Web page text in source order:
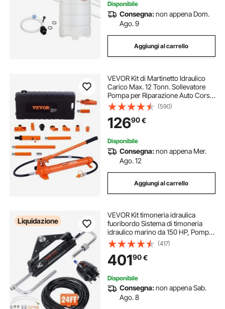
Disponibile
Consegna:non appena Dom.
Ago. 9
Aggiungi al carrello
VEVOR Kit di Martinetto Idraulico
Carico Max. 12 Tonn. Sollevatore
Pompa per Riparazione Auto Corsa
da 135 mm, Kit Utensili Sollevatore
Idraulico Tipo d'Olio HV15 Cilindro
Q235B Anello di Tenuta TPU
(590)
12690€
Disponibile
Consegna:non appena Mer.
Ago. 12
Aggiungi al carrello
Liquidazione
VEVOR Kit timoneria idraulica
fuoribordo Sistema di timoneria
idraulico marino da 150 HP, Pompa
della barra, Cilindro di bloccaggio
bidirezionale Tubo da 24 piedi, per
barche a stazione singola
(417)
40190€
Disponibile
Consegna:non appena Sab.
Ago. 8